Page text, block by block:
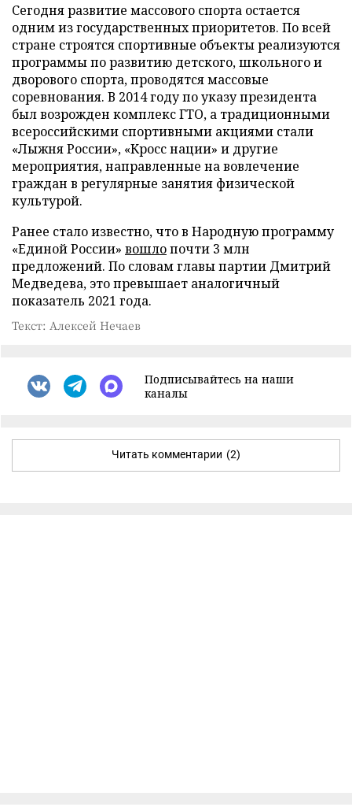
Сегодня развитие массового спорта остается
одним из государственных приоритетов. По всей
стране строятся спортивные объекты реализуются
программы по развитию детского, школьного и
дворового спорта, проводятся массовые
соревнования. В 2014 году по указу президента
был возрожден комплекс ГТО, а традиционными
всероссийскими спортивными акциями стали
«Лыжня России», «Кросс нации» и другие
мероприятия, направленные на вовлечение
граждан в регулярные занятия физической
культурой.
Ранее стало известно, что в Народную программу
«Единой России» вошлопочти 3 млн
предложений. По словам главы партии Дмитрий
Медведева, это превышает аналогичный
показатель 2021 года.
Текст: Алексей Нечаев
Подписывайтесь на наши
каналы
Читать комментарии (2)